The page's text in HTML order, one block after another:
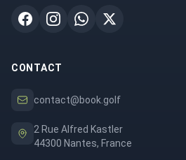
CONTACT
contact@book.golf
2 Rue Alfred Kastler
44300 Nantes, France